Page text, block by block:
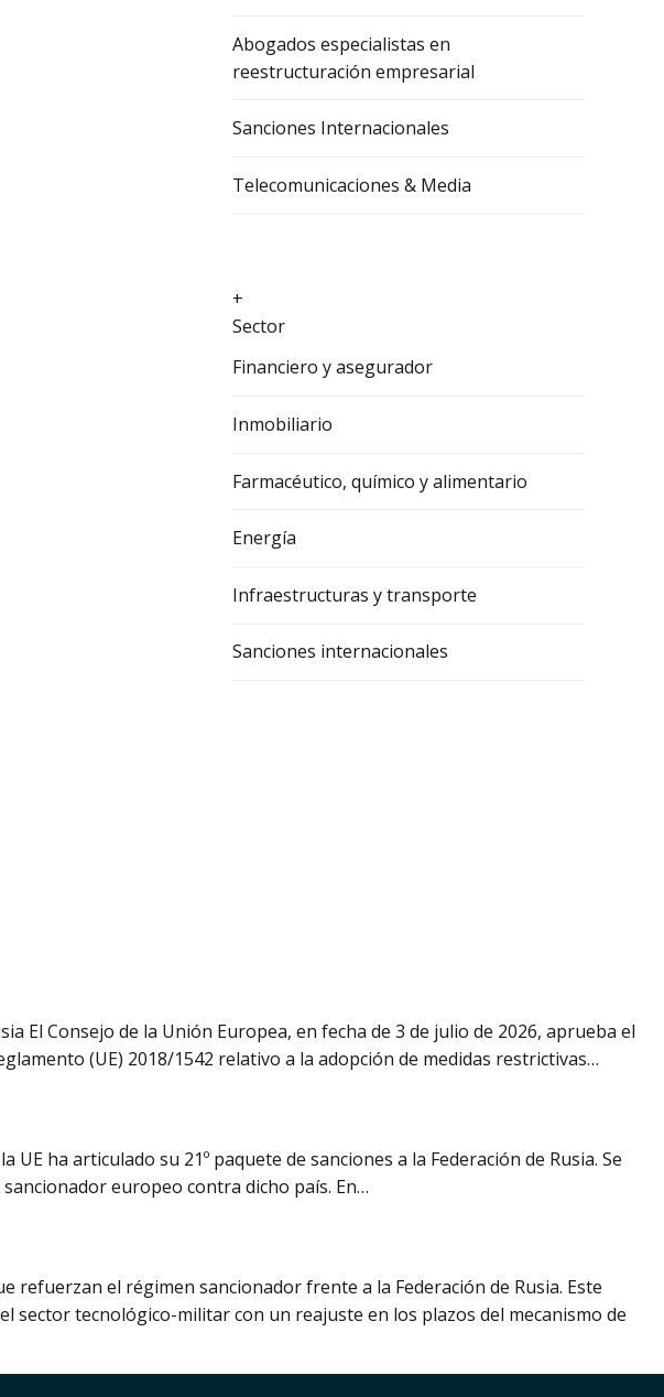
Abogados especialistas en
reestructuración empresarial
Sanciones Internacionales
Telecomunicaciones & Media
+
Sector
Financiero y asegurador
Inmobiliario
Farmacéutico, químico y alimentario
Energía
Infraestructuras y transporte
Sanciones internacionales
El Consejo de la Unión Europea, en fecha de 3 de julio de 2026, aprueba el
(UE) 2018/1542 relativo a la adopción de medidas restrictivas…
ha articulado su 21º paquete de sanciones a la Federación de Rusia. Se
europeo contra dicho país. En…
refuerzan el régimen sancionador frente a la Federación de Rusia. Este
sector tecnológico-militar con un reajuste en los plazos del mecanismo de